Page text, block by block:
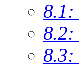
8.1:
8.2:
8.3: